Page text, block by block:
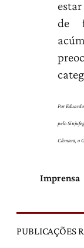
de
Por
pelo
Câmara, o
Imprensa
PUBLICAÇÕES